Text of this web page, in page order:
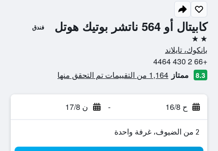
كابيتال أو 564 ناتشر بوتيك هوتل فندق
2 نجمتين
بانكوك، تايلاند
+66 2 430 4464
8.3 ممتاز 1,164 من التقييمات تم التحقق منها
ح 16/8 - ن 17/8
2 من الضيوف، غرفة واحدة